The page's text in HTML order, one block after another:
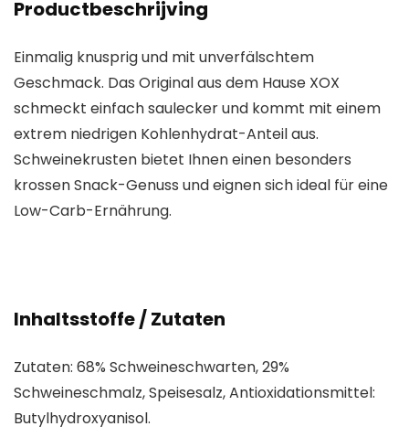
Productbeschrijving
Einmalig knusprig und mit unverfälschtem
Geschmack. Das Original aus dem Hause XOX
schmeckt einfach saulecker und kommt mit einem
extrem niedrigen Kohlenhydrat-Anteil aus.
Schweinekrusten bietet Ihnen einen besonders
krossen Snack-Genuss und eignen sich ideal für eine
Low-Carb-Ernährung.
Inhaltsstoffe / Zutaten
Zutaten: 68% Schweineschwarten, 29%
Schweineschmalz, Speisesalz, Antioxidationsmittel:
Butylhydroxyanisol.